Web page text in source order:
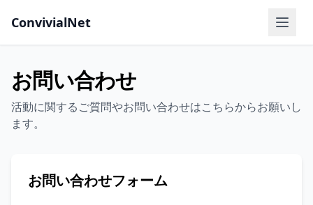
ConvivialNet
お問い合わせ
活動に関するご質問やお問い合わせはこちらからお願いし
ます。
お問い合わせフォーム